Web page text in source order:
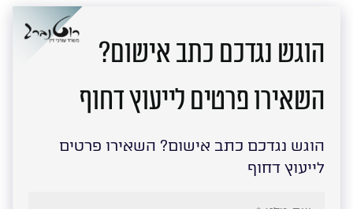
הוגש נגדכם כתב אישום?
השאירו פרטים לייעוץ דחוף
הוגש נגדכם כתב אישום? השאירו פרטים
לייעוץ דחוף